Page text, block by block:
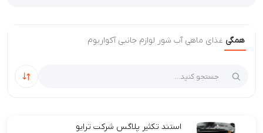
همگی غذای ماهی آب شور لوازم جانبی آکواریوم
استند تکثیر پلاگس شرکت ترایو